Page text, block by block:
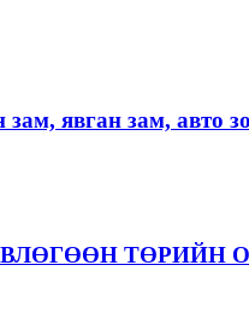
явган зам, авто
ТӨРИЙН